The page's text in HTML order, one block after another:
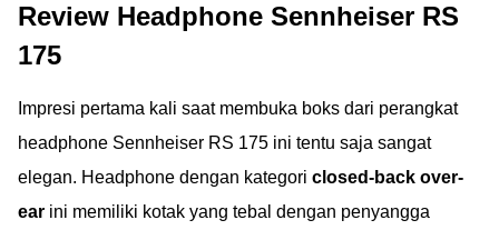
Review Headphone Sennheiser RS
175
Impresi pertama kali saat membuka boks dari perangkat
headphone Sennheiser RS 175 ini tentu saja sangat
elegan. Headphone dengan kategori closed-back over-
ear ini memiliki kotak yang tebal dengan penyangga